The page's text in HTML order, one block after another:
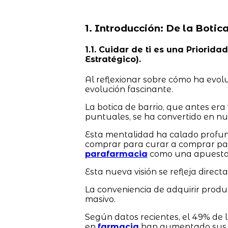
1. Introducción: De la
1.1. Cuidar de ti es una
Estratégico).
Al reflexionar sobre cómo ha
evolución fascinante.
La botica de barrio, que antes
puntuales, se ha convertido en
Esta mentalidad ha calado
comprar para curar a comprar
parafarmacia como una
Esta nueva visión se refleja
La conveniencia de adquirir
masivo.
Según datos recientes, el 49%